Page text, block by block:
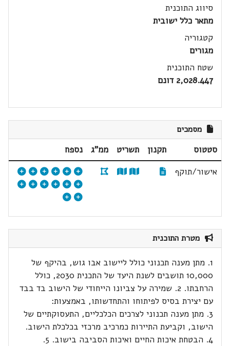
סיווג התוכנית
מתאר כלל ישובית
קטגוריה
מגורים
שטח התוכנית
2,028.447 דונם
מסמכים
סטטוס תקנון תשריט ממ"ג
נספח
אישור/תוקף
מטרת התוכנית
1. מתן מענה תכנוני כולל ליישוב אבו גוש, בהיקף של
10,000 תושבים לשנת היעד של התכנית 2030, כולל
הרחבתו. 2. שמירה על צביונו הייחודי של הישוב בד בבד
עם יצירת בסיס לפיתוחו והתחדשותו, באמצעות:
3. מתן מענה תכנוני לצרכים הכלכליים, התעסוקתיים של
הישוב, וקביעת התיירות כמרכיב מרכזי בכלכלת הישוב.
4. הבטחת איכות החיים ואיכות הסביבה בישוב. 5.